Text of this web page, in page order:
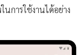
การใช้งานได้อย่าง